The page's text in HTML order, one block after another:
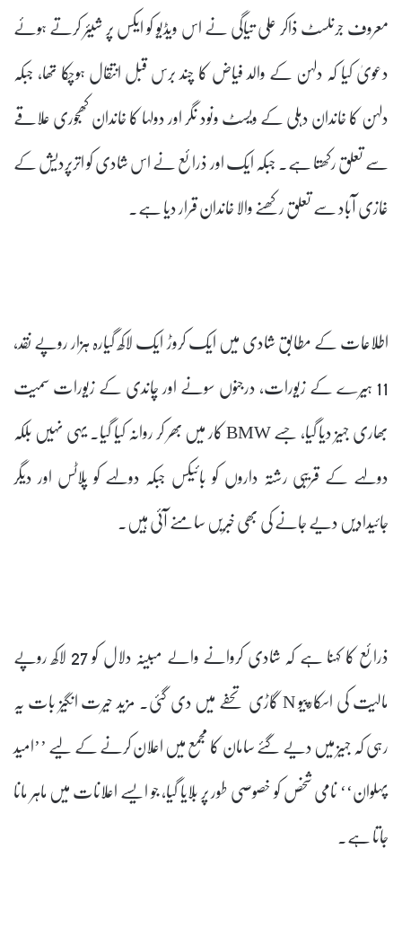
معروف جرنلسٹ ذاکر علی تیاگی نے اس ویڈیو کو ایکس پر شیئر کرتے ہوئے
دعویٰ کیا کہ دلہن کے والد فیاض کا چند برس قبل انتقال ہوچکا تھا، جبکہ
دلہن کا خاندان دہلی کے ویسٹ ونود نگر اور دولہا کا خاندان کھجوری علاقے
سے تعلق رکھتا ہے۔ جبکہ ایک اور ذرائع نے اس شادی کو اترپردیش کے
غازی آباد سے تعلق رکھنے والا خاندان قرار دیا ہے۔
اطلاعات کے مطابق شادی میں ایک کروڑ ایک لاکھ گیارہ ہزار روپے نقد،
11 ہیرے کے زیورات، درجنوں سونے اور چاندی کے زیورات سمیت
بھاری جہیز دیا گیا، جسے BMW کار میں بھر کر روانہ کیا گیا۔ یہی نہیں بلکہ
دولہے کے قریبی رشتہ داروں کو بائیکس جبکہ دولہے کو پلاٹس اور دیگر
جائیدادیں دیے جانے کی بھی خبریں سامنے آئی ہیں۔
ذرائع کا کہنا ہے کہ شادی کروانے والے مبینہ دلال کو 27 لاکھ روپے
مالیت کی اسکارپیو N گاڑی تحفے میں دی گئی۔ مزید حیرت انگیز بات یہ
رہی کہ جہیز میں دیے گئے سامان کا مجمع میں اعلان کرنے کے لیے ’’امید
پہلوان‘‘ نامی شخص کو خصوصی طور پر بلایا گیا، جو ایسے اعلانات میں ماہر مانا
جاتا ہے۔